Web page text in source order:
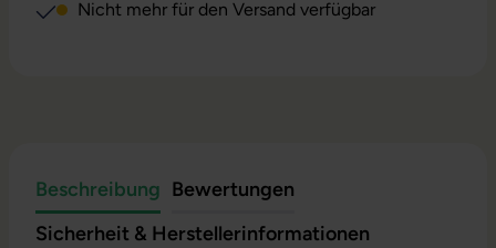
Nicht mehr für den Versand verfügbar
Beschreibung Bewertungen
Sicherheit & Herstellerinformationen